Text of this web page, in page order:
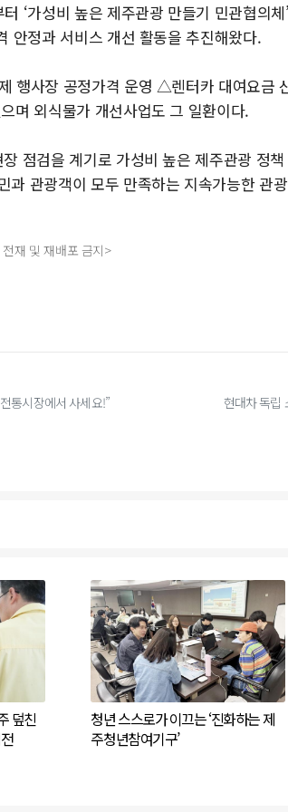
‘가성비 높은 제주관광 만들기 민관협의체
안정과 서비스 개선 활동을 추진해왔다.
행사장 공정가격 운영 △렌터카 대여요금
며 외식물가 개선사업도 그 일환이다.
점검을 계기로 가성비 높은 제주관광 정
과 관광객이 모두 만족하는 지속가능한 관
재 및 재배포 금지>
통시장에서 사세요!”
현대차 독립
덮친
청년 스스로가 이끄는 ‘진화하는 제
주청년참여기구’